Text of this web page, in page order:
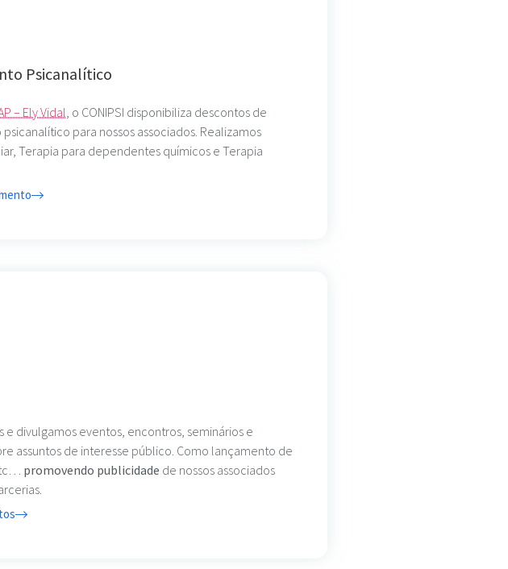
Psicanalítico
– Ely Vidal, o CONIPSI disponibiliza descontos de
para nossos associados. Realizamos
Terapia para dependentes químicos e Terapia
e divulgamos eventos, encontros, seminários e
assuntos de interesse público. Como lançamento de
promovendo publicidade de nossos associados